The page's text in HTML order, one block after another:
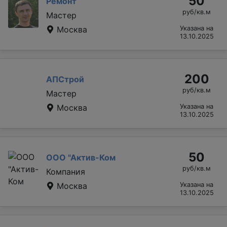
Мастер
Москва
руб/кв.м
Указана на
13.10.2025
АПСтрой
Мастер
Москва
200
руб/кв.м
Указана на
13.10.2025
ООО "Актив-Ком
Компания
Москва
50
руб/кв.м
Указана на
13.10.2025